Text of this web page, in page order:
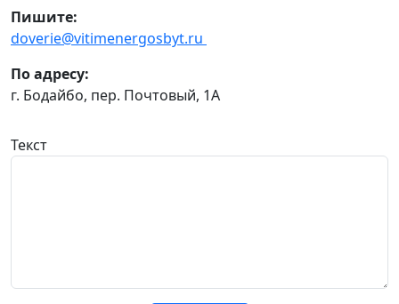
Пишите:
doverie@vitimenergosbyt.ru
По адресу:
г. Бодайбо, пер. Почтовый, 1А
Текст